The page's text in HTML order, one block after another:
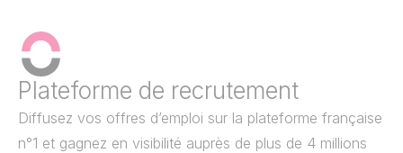
Plateforme de recrutement
Diffusez vos offres d’emploi sur la plateforme française
n°1 et gagnez en visibilité auprès de plus de 4 millions